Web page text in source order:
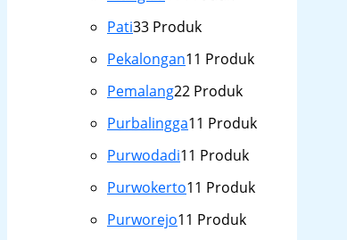
Pati33 Produk
Pekalongan11 Produk
Pemalang22 Produk
Purbalingga11 Produk
Purwodadi11 Produk
Purwokerto11 Produk
Purworejo11 Produk